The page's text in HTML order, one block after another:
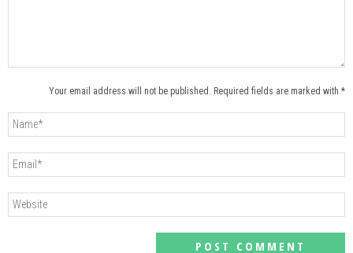
Your email address will not be published. Required fields are marked with *